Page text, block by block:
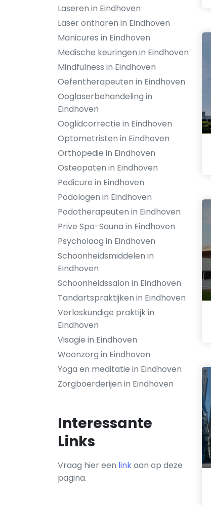
Laseren in Eindhoven
Laser ontharen in Eindhoven
Manicures in Eindhoven
Medische keuringen in Eindhoven
Mindfulness in Eindhoven
Oefentherapeuten in Eindhoven
Ooglaserbehandeling in
Eindhoven
Ooglidcorrectie in Eindhoven
Optometristen in Eindhoven
Orthopedie in Eindhoven
Osteopaten in Eindhoven
Pedicure in Eindhoven
Podologen in Eindhoven
Podotherapeuten in Eindhoven
Prive Spa-Sauna in Eindhoven
Psycholoog in Eindhoven
Schoonheidsmiddelen in
Eindhoven
Schoonheidssalon in Eindhoven
Tandartspraktijken in Eindhoven
Verloskundige praktijk in
Eindhoven
Visagie in Eindhoven
Woonzorg in Eindhoven
Yoga en meditatie in Eindhoven
Zorgboerderijen in Eindhoven
Interessante
Links
Vraag hier een linkaan op deze
pagina.